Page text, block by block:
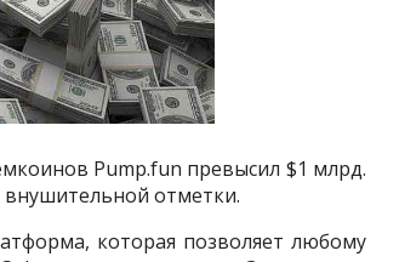
Pump.fun превысил $1 млрд.
внушительной отметки.
которая позволяет любому